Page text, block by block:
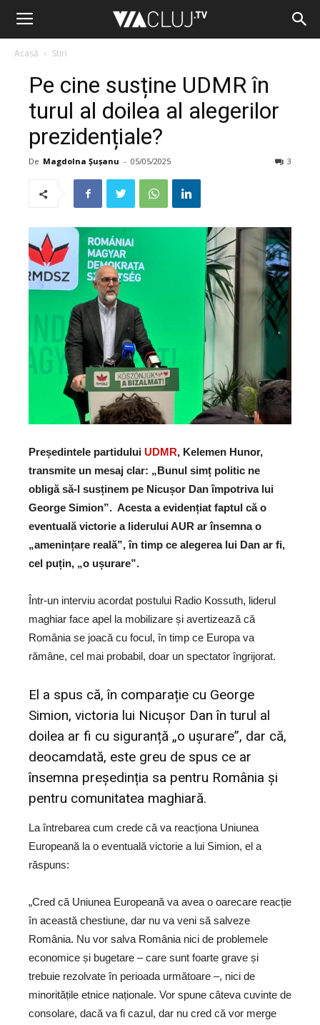
Acasă Stiri
Pe cine susține UDMR în
turul al doilea al alegerilor
prezidențiale?
De Magdolna Șușanu - 05/05/2025 3
Președintele partidului UDMR, Kelemen Hunor,
transmite un mesaj clar: „Bunul simț politic ne
obligă să-l susținem pe Nicușor Dan împotriva lui
George Simion”. Acesta a evidențiat faptul că o
eventuală victorie a liderului AUR ar însemna o
„amenințare reală”, în timp ce alegerea lui Dan ar fi,
cel puțin, „o ușurare”.
Într-un interviu acordat postului Radio Kossuth, liderul
maghiar face apel la mobilizare și avertizează că
România se joacă cu focul, în timp ce Europa va
rămâne, cel mai probabil, doar un spectator îngrijorat.
El a spus că, în comparație cu George
Simion, victoria lui Nicușor Dan în turul al
doilea ar fi cu siguranță „o ușurare”, dar că,
deocamdată, este greu de spus ce ar
însemna președinția sa pentru România și
pentru comunitatea maghiară.
La întrebarea cum crede că va reacționa Uniunea
Europeană la o eventuală victorie a lui Simion, el a
răspuns:
„Cred că Uniunea Europeană va avea o oarecare reacție
în această chestiune, dar nu va veni să salveze
România. Nu vor salva România nici de problemele
economice și bugetare – care sunt foarte grave și
trebuie rezolvate în perioada următoare –, nici de
minoritățile etnice naționale. Vor spune câteva cuvinte de
consolare, dacă va fi cazul, dar nu cred că vor merge